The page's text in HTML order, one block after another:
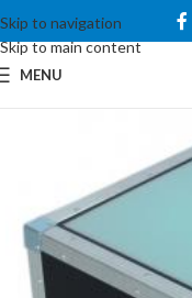
Skip to navigation
Skip to main content
MENU